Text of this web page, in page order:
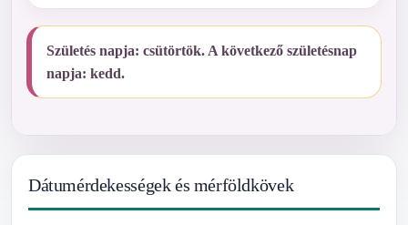
Születés napja: csütörtök. A következő születésnap
napja: kedd.
Dátumérdekességek és mérföldkövek